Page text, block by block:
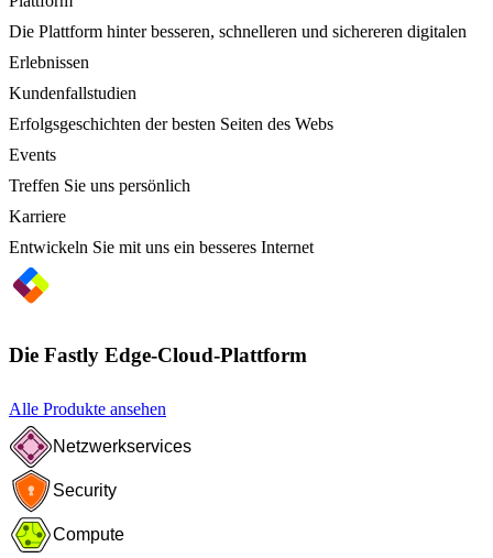
Die Plattform hinter besseren, schnelleren und sichereren digitalen
Erlebnissen
Kundenfallstudien
Erfolgsgeschichten der besten Seiten des Webs
Events
Treffen Sie uns persönlich
Karriere
Entwickeln Sie mit uns ein besseres Internet
Die Fastly Edge-Cloud-Plattform
Alle Produkte ansehen
Netzwerkservices
Security
Compute